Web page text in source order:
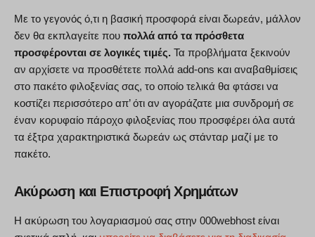
Με το γεγονός ό,τι η βασική προσφορά είναι δωρεάν, μάλλον
δεν θα εκπλαγείτε που πολλά από τα πρόσθετα
προσφέρονται σε λογικές τιμές. Τα προβλήματα ξεκινούν
αν αρχίσετε να προσθέτετε πολλά add-ons και αναβαθμίσεις
στο πακέτο φιλοξενίας σας, το οποίο τελικά θα φτάσει να
κοστίζει περισσότερο απ’ ότι αν αγοράζατε μια συνδρομή σε
έναν κορυφαίο πάροχο φιλοξενίας που προσφέρει όλα αυτά
τα έξτρα χαρακτηριστικά δωρεάν ως στάνταρ μαζί με το
πακέτο.
Ακύρωση και Επιστροφή Χρημάτων
Η ακύρωση του λογαριασμού σας στην 000webhost είναι